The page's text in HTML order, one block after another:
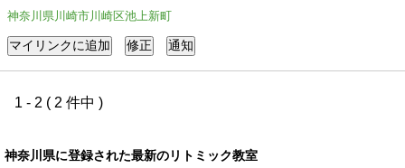
神奈川県川崎市川崎区池上新町
1 - 2 ( 2 件中 )
神奈川県に登録された最新のリトミック教室